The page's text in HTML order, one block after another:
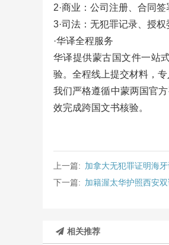
2·商业：公司注册、合同
3·司法：无犯罪记录、授
·华译全程服务
华译提供蒙古国文件一站
验。全程线上提交材料，
我们严格遵循中蒙两国官
效完成跨国文书核验。
上一篇: 加拿大无犯罪证明海
下一篇: 加籍渥太华护照西安
相关推荐